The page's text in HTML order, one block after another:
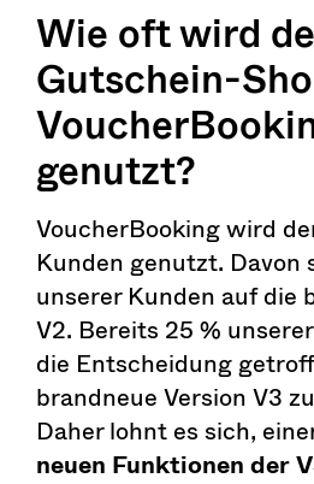
Wie oft wird
Gutschein-
genutzt?
VoucherBooking wird
Kunden genutzt. Davon
unserer Kunden auf die
V2. Bereits 25 %
die Entscheidung
brandneue Version V3
Daher lohnt es sich,
neuen Funktionen der